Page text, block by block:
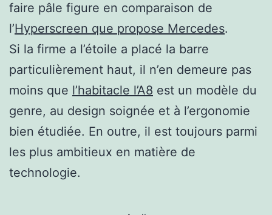
faire pâle figure en comparaison de
l’Hyperscreen que propose Mercedes.
Si la firme a l’étoile a placé la barre
particulièrement haut, il n’en demeure pas
moins que l’habitacle l’A8 est un modèle du
genre, au design soignée et à l’ergonomie
bien étudiée. En outre, il est toujours parmi
les plus ambitieux en matière de
technologie.